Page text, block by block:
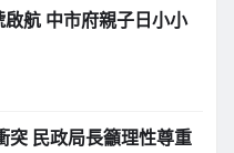
航 中市府親子日小小
突 民政局長籲理性尊重